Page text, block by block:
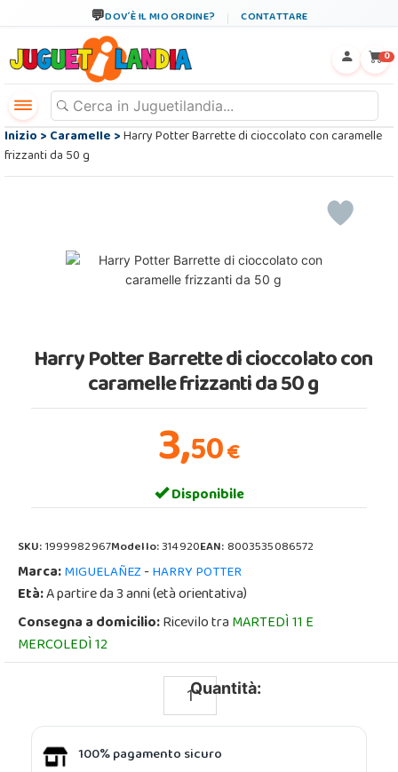
DOV´È IL MIO ORDINE? CONTATTARE
0
Inizio>Caramelle>Harry Potter Barrette di cioccolato con caramelle
frizzanti da 50 g
Harry Potter Barrette di cioccolato con
caramelle frizzanti da 50 g
3,50€
Disponibile
SKU:1999982967Modello:314920EAN:8003535086572
Marca:MIGUELAÑEZ-HARRY POTTER
Età:A partire da 3 anni (età orientativa)
Consegna a domicilio:Ricevilo traMARTEDÌ 11 E
MERCOLEDÌ 12
Quantità:
100% pagamento sicuro